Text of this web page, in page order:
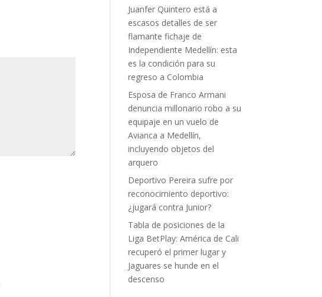
Juanfer Quintero está a
escasos detalles de ser
flamante fichaje de
Independiente Medellín: esta
es la condición para su
regreso a Colombia
Esposa de Franco Armani
denuncia millonario robo a su
equipaje en un vuelo de
Avianca a Medellín,
incluyendo objetos del
arquero
Deportivo Pereira sufre por
reconocimiento deportivo:
¿jugará contra Junior?
Tabla de posiciones de la
Liga BetPlay: América de Cali
recuperó el primer lugar y
Jaguares se hunde en el
descenso